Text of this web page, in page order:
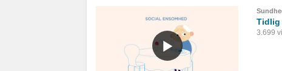
Tidlig
3.699